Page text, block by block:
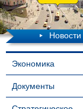
Новости
Экономика
Документы